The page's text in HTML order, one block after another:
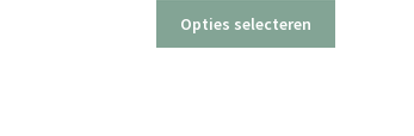
Opties selecteren